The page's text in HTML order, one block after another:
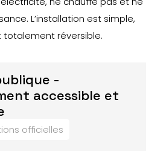
L’installation est simple,
totalement réversible.
-
accessible et
officielles